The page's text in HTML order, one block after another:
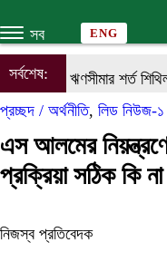
সব ENG
সর্বশেষ:
গ্রাহক ঋণসীমার শর্ত শিথিল
প্রচ্ছদ / অর্থনীতি, লিড নিউজ-১
এস আলমের
প্রক্রিয়া সঠিক কি
নিজস্ব প্রতিবেদক